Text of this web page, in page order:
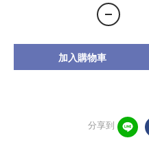
加入購物車
分享到